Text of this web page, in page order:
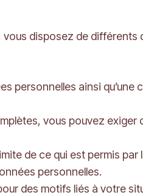
disposez de différents
personnelles ainsi qu’une
vous pouvez exiger
de ce qui est permis par
personnelles.
des motifs liés à votre